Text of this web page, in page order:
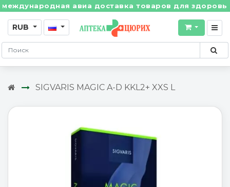
авиа доставка товаров для здоровья
RUB
SIGVARIS MAGIC A-D KKL2+ XXS L